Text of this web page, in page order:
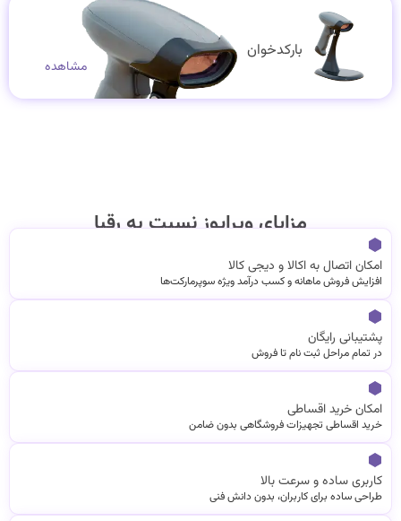
بارکدخوان
مشاهده
مزایای ویراپوز نسبت به رقبا
امکان اتصال به اکالا و دیجی کالا
افزایش فروش ماهانه و کسب درآمد ویژه سوپرمارکت‌ها
پشتیبانی رایگان
در تمام مراحل ثبت نام تا فروش
امکان خرید اقساطی
خرید اقساطی تجهیزات فروشگاهی بدون ضامن
کاربری ساده و سرعت بالا
طراحی ساده برای کاربران، بدون دانش فنی